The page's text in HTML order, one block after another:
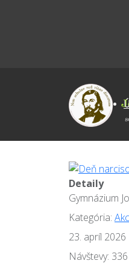
Detaily
Gymnázium
Kategória:
23. apríl 2026
Návštevy: 336